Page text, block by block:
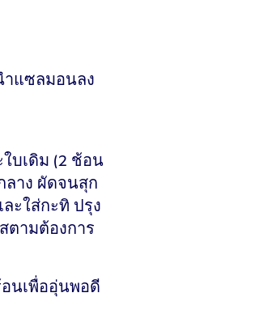
ำแซลมอนลง
บเดิม (2 ช้อน
ลาง ผัดจนสุก
ะใส่กะทิ ปรุง
ตามต้องการ
นเพื่ออุ่นพอดี